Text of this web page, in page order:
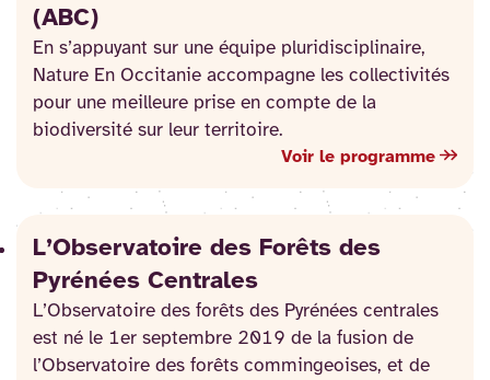
(ABC)
En s’appuyant sur une équipe pluridisciplinaire,
Nature En Occitanie accompagne les collectivités
pour une meilleure prise en compte de la
biodiversité sur leur territoire.
Voir le programme
L’Observatoire des Forêts des
Pyrénées Centrales
L’Observatoire des forêts des Pyrénées centrales
est né le 1er septembre 2019 de la fusion de
l’Observatoire des forêts commingeoises, et de